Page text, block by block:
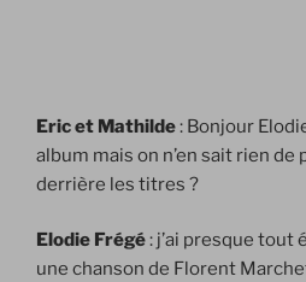
Eric et Mathilde: Bonjour
album mais on n’en sait rien de
derrière les titres ?
Elodie Frégé: j’ai presque tout
une chanson de Florent